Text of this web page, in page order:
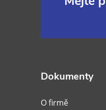
Dokumenty
O firmě